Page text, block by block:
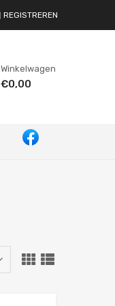
REGISTREREN
Winkelwagen
€0,00